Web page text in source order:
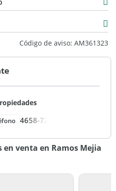
Código de aviso: AM361323
4658-72
venta en Ramos Mejia